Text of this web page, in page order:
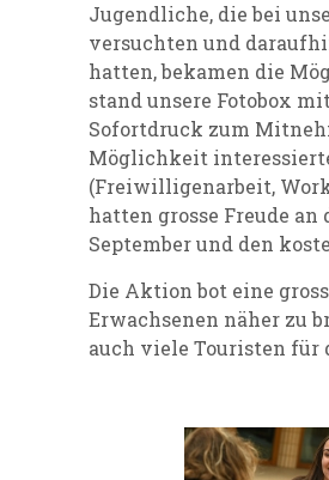
Jugendliche, die bei
versuchten und
hatten, bekamen die
stand unsere Fotobox
Sofortdruck zum
Möglichkeit
(Freiwilligenarbeit,
hatten grosse Freude
September und den
Die Aktion bot eine
Erwachsenen näher zu
auch viele Touristen